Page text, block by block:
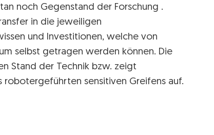
noch Gegenstand der Forschung .
in die jeweiligen
und Investitionen, welche von
selbst getragen werden können. Die
Stand der Technik bzw. zeigt
sensitiven Greifens auf.